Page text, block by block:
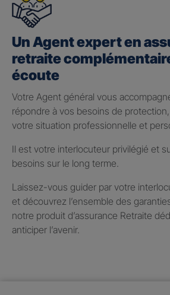
Un Agent expert en
retraite
écoute
Votre Agent général vous
répondre à vos besoins de
votre situation professionnelle et
Il est votre interlocuteur privilégié et
besoins sur le long terme.
Laissez-vous guider par votre
et découvrez l’ensemble des
notre produit d’assurance Retraite
anticiper l’avenir.